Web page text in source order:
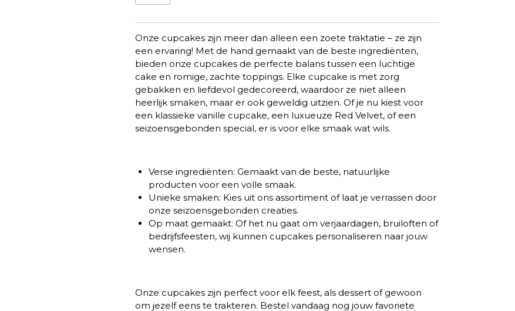
Onze cupcakes zijn meer dan alleen een zoete traktatie – ze zijn
een ervaring! Met de hand gemaakt van de beste ingrediënten,
bieden onze cupcakes de perfecte balans tussen een luchtige
cake en romige, zachte toppings. Elke cupcake is met zorg
gebakken en liefdevol gedecoreerd, waardoor ze niet alleen
heerlijk smaken, maar er ook geweldig uitzien. Of je nu kiest voor
een klassieke vanille cupcake, een luxueuze Red Velvet, of een
seizoensgebonden special, er is voor elke smaak wat wils.
Verse ingrediënten: Gemaakt van de beste, natuurlijke
producten voor een volle smaak.
Unieke smaken: Kies uit ons assortiment of laat je verrassen door
onze seizoensgebonden creaties.
Op maat gemaakt: Of het nu gaat om verjaardagen, bruiloften of
bedrijfsfeesten, wij kunnen cupcakes personaliseren naar jouw
wensen.
Onze cupcakes zijn perfect voor elk feest, als dessert of gewoon
om jezelf eens te trakteren. Bestel vandaag nog jouw favoriete